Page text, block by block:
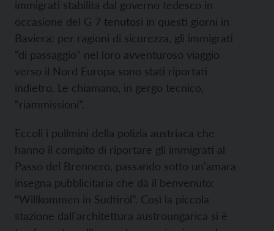
immigrati stabilita dal governo tedesco in
occasione del G 7 tenutosi in questi giorni in
Baviera: per ragioni di sicurezza, gli immigrati
“di passaggio” nel loro avventuroso viaggio
verso il Nord Europa sono stati riportati
indietro. Le chiamano, in gergo tecnico,
“riammissioni”.
Eccoli i pullmini della polizia austriaca che
hanno il compito di riportare gli immigrati al
Passo del Brennero, passando sotto un'amara
insegna pubblicitaria che dà il benvenuto:
“Willkommen in Sudtirol”. Così la piccola
stazione dall'architettura austroungarica si è